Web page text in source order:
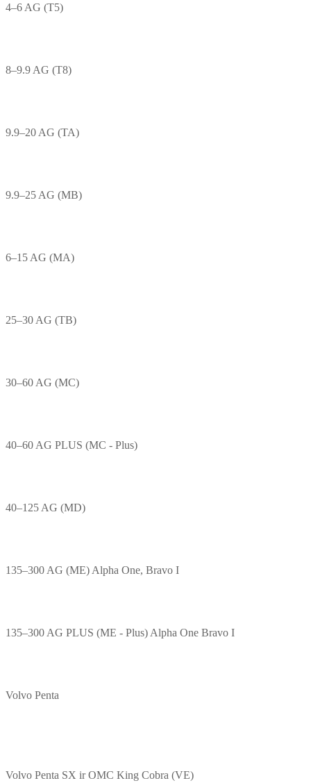
4–6 AG (T5)
8–9.9 AG (T8)
9.9–20 AG (TA)
9.9–25 AG (MB)
6–15 AG (MA)
25–30 AG (TB)
30–60 AG (MC)
40–60 AG PLUS (MC - Plus)
40–125 AG (MD)
135–300 AG (ME) Alpha One, Bravo I
135–300 AG PLUS (ME - Plus) Alpha One Bravo I
Volvo Penta
Volvo Penta SX ir OMC King Cobra (VE)